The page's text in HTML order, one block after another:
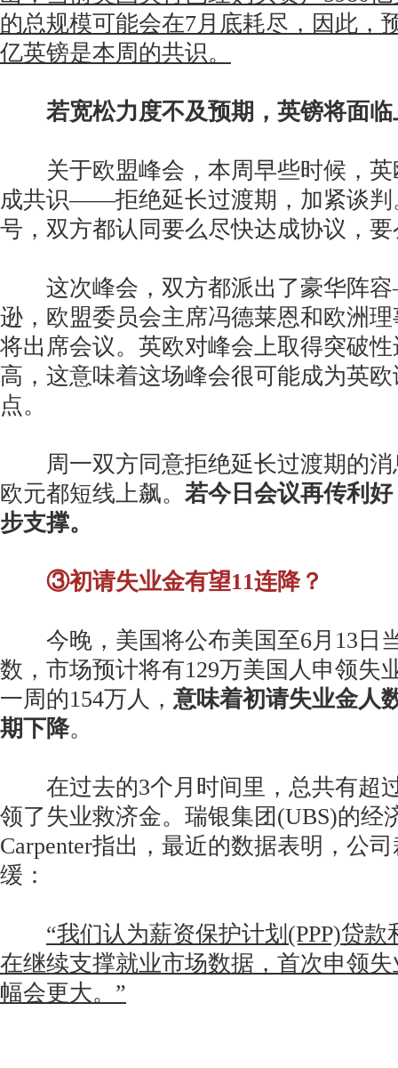
的总规模可能会在7月底耗尽，因此，
亿英镑是本周的共识。
若宽松力度不及预期，英镑将面
关于欧盟峰会，本周早些时候，英
成共识——拒绝延长过渡期，加紧谈判
号，双方都认同要么尽快达成协议，
这次峰会，双方都派出了豪华阵
逊，欧盟委员会主席冯德莱恩和欧洲
将出席会议。英欧对峰会上取得突破
高，这意味着这场峰会很可能成为英
点。
周一双方同意拒绝延长过渡期的消
欧元都短线上飙。 若今日会议再传利
步支撑。
③初请失业金有望11连降？
今晚，美国将公布美国至6月13日
数，市场预计将有129万美国人申领失
一周的154万人， 意味着初请失业金人
期下降。
在过去的3个月时间里，总共有超
领了失业救济金。瑞银集团(UBS)的经
Carpenter指出，最近的数据表明，公
缓：
“我们认为薪资保护计划(PPP)贷
在继续支撑就业市场数据，首次申领
幅会更大。”